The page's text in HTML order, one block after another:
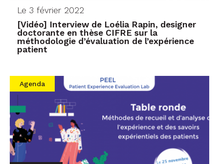
Le 3 février 2022
[Vidéo] Interview de Loélia Rapin, designer
doctorante en thèse CIFRE sur la
méthodologie d’évaluation de l’expérience
patient
Agenda